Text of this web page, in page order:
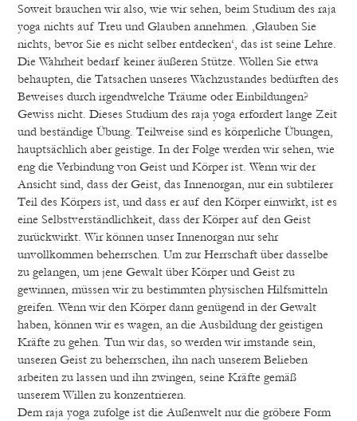
Soweit brauchen wir also, wie wir sehen, beim Studium des raja
yoga nichts auf Treu und Glauben annehmen. ‚Glauben Sie
nichts, bevor Sie es nicht selber entdecken‘, das ist seine Lehre.
Die Wahrheit bedarf keiner äußeren Stütze. Wollen Sie etwa
behaupten, die Tatsachen unseres Wachzustandes bedürften des
Beweises durch irgendwelche Träume oder Einbildungen?
Gewiss nicht. Dieses Studium des raja yoga erfordert lange Zeit
und beständige Übung. Teilweise sind es körperliche Übungen,
hauptsächlich aber geistige. In der Folge werden wir sehen, wie
eng die Verbindung von Geist und Körper ist. Wenn wir der
Ansicht sind, dass der Geist, das Innenorgan, nur ein subtilerer
Teil des Körpers ist, und dass er auf den Körper einwirkt, ist es
eine Selbstverständlichkeit, dass der Körper auf den Geist
zurückwirkt. Wir können unser Innenorgan nur sehr
unvollkommen beherrschen. Um zur Herrschaft über dasselbe
zu gelangen, um jene Gewalt über Körper und Geist zu
gewinnen, müssen wir zu bestimmten physischen Hilfsmitteln
greifen. Wenn wir den Körper dann genügend in der Gewalt
haben, können wir es wagen, an die Ausbildung der geistigen
Kräfte zu gehen. Tun wir das, so werden wir imstande sein,
unseren Geist zu beherrschen, ihn nach unserem Belieben
arbeiten zu lassen und ihn zwingen, seine Kräfte gemäß
unserem Willen zu konzentrieren.
Dem raja yoga zufolge ist die Außenwelt nur die gröbere Form